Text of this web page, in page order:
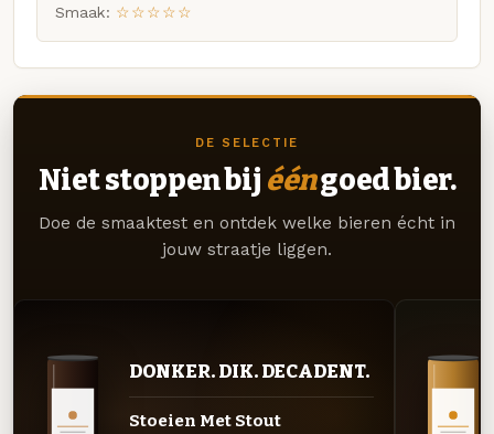
Smaak: ☆☆☆☆☆
DE SELECTIE
Niet stoppen bij ééngoed bier.
Doe de smaaktest en ontdek welke bieren écht in
jouw straatje liggen.
DONKER. DIK. DECADENT.
Stoeien Met Stout